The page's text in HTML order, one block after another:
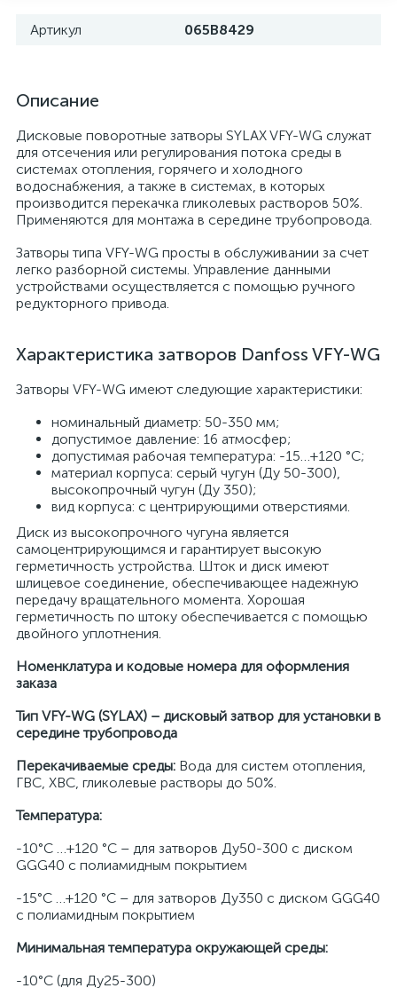
Артикул 065B8429
Описание
Дисковые поворотные затворы SYLAX VFY-WG служат
для отсечения или регулирования потока среды в
системах отопления, горячего и холодного
водоснабжения, а также в системах, в которых
производится перекачка гликолевых растворов 50%.
Применяются для монтажа в середине трубопровода.
Затворы типа VFY-WG просты в обслуживании за счет
легко разборной системы. Управление данными
устройствами осуществляется с помощью ручного
редукторного привода.
Характеристика затворов Danfoss VFY-WG
Затворы VFY-WG имеют следующие характеристики:
номинальный диаметр: 50-350 мм;
допустимое давление: 16 атмосфер;
допустимая рабочая температура: -15…+120 °С;
материал корпуса: серый чугун (Ду 50-300),
высокопрочный чугун (Ду 350);
вид корпуса: с центрирующими отверстиями.
Диск из высокопрочного чугуна является
самоцентрирующимся и гарантирует высокую
герметичность устройства. Шток и диск имеют
шлицевое соединение, обеспечивающее надежную
передачу вращательного момента. Хорошая
герметичность по штоку обеспечивается с помощью
двойного уплотнения.
Номенклатура и кодовые номера для оформления
заказа
Тип VFY-WG (SYLAX) – дисковый затвор для установки в
середине трубопровода
Перекачиваемые среды: Вода для систем отопления,
ГВС, ХВС, гликолевые растворы до 50%.
Температура:
-10°С …+120 °С – для затворов Ду50-300 с диском
GGG40 c полиамидным покрытием
-15°С …+120 °С – для затворов Ду350 с диском GGG40
c полиамидным покрытием
Минимальная температура окружающей среды:
-10°С (для Ду25-300)